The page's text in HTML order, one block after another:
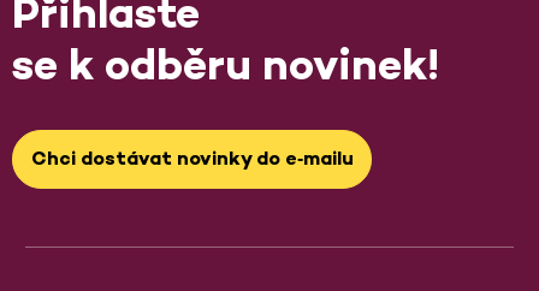
Přihlaste
se k odběru novinek!
Chci dostávat novinky do e‑mailu